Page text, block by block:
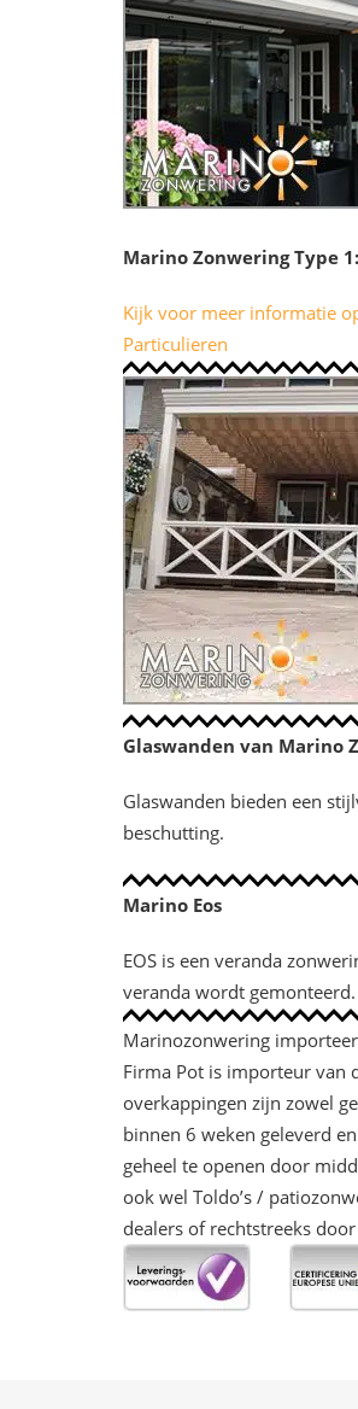
Marino Zonwering Type 1:
Kijk voor meer informatie
Particulieren
Glaswanden van Marino
Glaswanden bieden een
beschutting.
Marino Eos
EOS is een veranda
veranda wordt gemonteerd.
Marinozonwering
Firma Pot is importeur van
overkappingen zijn zowel
binnen 6 weken geleverd
geheel te openen door
ook wel Toldo’s /
dealers of rechtstreeks